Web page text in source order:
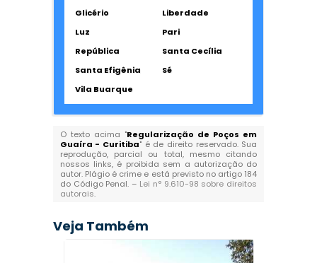
Glicério
Liberdade
Luz
Pari
República
Santa Cecília
Santa Efigênia
Sé
Vila Buarque
O texto acima "Regularização de Poços em
Guaíra - Curitiba" é de direito reservado. Sua
reprodução, parcial ou total, mesmo citando
nossos links, é proibida sem a autorização do
autor. Plágio é crime e está previsto no artigo 184
do Código Penal. – Lei n° 9.610-98 sobre direitos
autorais.
Veja Também